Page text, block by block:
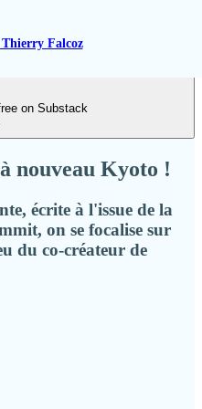
Falcoz
on Substack
nouveau Kyoto !
écrite à l'issue de la
on se focalise sur
du co-créateur de